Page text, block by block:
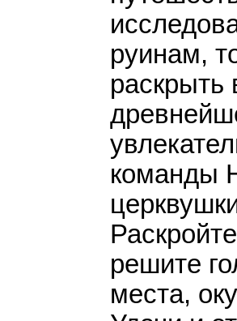
руинам,
раскрыть
команды
решите
места,